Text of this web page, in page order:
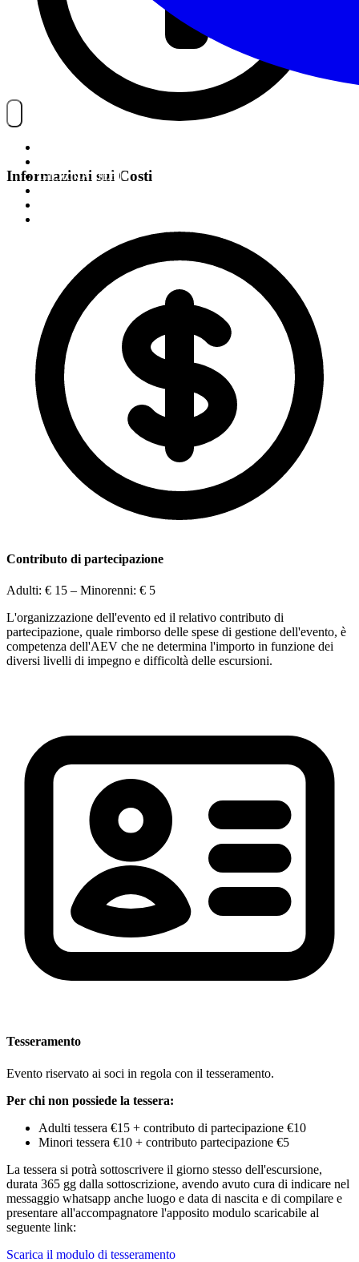
GIORNALIERI
Informazioni sui Costi
Contributo di partecipazione
Adulti: € 15 – Minorenni: € 5
L'organizzazione dell'evento ed il relativo contributo di
partecipazione, quale rimborso delle spese di gestione dell'evento, è
competenza dell'AEV che ne determina l'importo in funzione dei
diversi livelli di impegno e difficoltà delle escursioni.
Tesseramento
Evento riservato ai soci in regola con il tesseramento.
Per chi non possiede la tessera:
Adulti tessera €15 + contributo di partecipazione €10
Minori tessera €10 + contributo partecipazione €5
La tessera si potrà sottoscrivere il giorno stesso dell'escursione,
durata 365 gg dalla sottoscrizione, avendo avuto cura di indicare nel
messaggio whatsapp anche luogo e data di nascita e di compilare e
presentare all'accompagnatore l'apposito modulo scaricabile al
seguente link:
Scarica il modulo di tesseramento